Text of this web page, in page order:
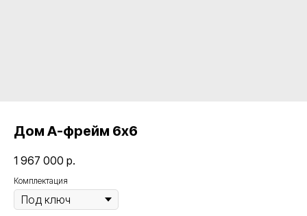
Дом А-фрейм 6х6
1 967 000 р.
Комплектация